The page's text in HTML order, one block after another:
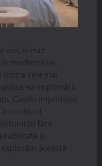
aici, și este
moderne se
cele mai
imprimării
Casele imprimare
sectorul
fără
și
această